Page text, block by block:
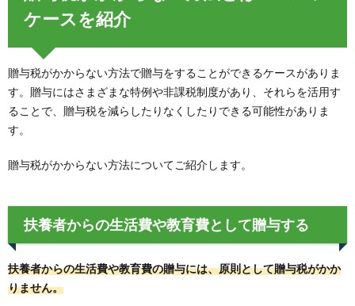
ケースを紹介
贈与税がかからない方法で贈与をすることができるケースがありま
す。贈与にはさまざまな特例や非課税制度があり、それらを活用す
ることで、贈与税を減らしたりなくしたりできる可能性がありま
す。
贈与税がかからない方法についてご紹介します。
扶養者からの生活費や教育費として贈与する
扶養者からの生活費や教育費の贈与には、原則として贈与税がかか
りません。